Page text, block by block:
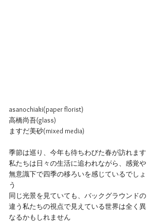
asanochiaki(paper florist)
高橋尚吾(glass)
ますだ美砂(mixed media)
季節は巡り、今年も待ちわびた春が訪れます
私たちは日々の生活に追われながら、感覚や
無意識下で四季の移ろいを感じているでしょ
う
同じ光景を見ていても、バックグラウンドの
違う私たちの視点で見えている世界は全く異
なるかもしれません